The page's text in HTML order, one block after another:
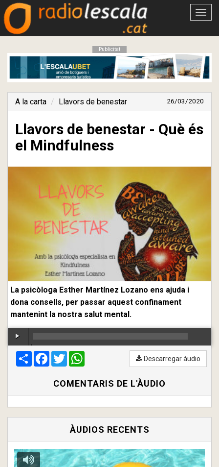
Obrir
Publicitat
A la carta Llavors de benestar 26/03/2020
Llavors de benestar - Què és
el Mindfulness
La psicòloga Esther Martínez Lozano ens ajuda i
dona consells, per passar aquest confinament
mantenint la nostra salut mental.
00:00/ 00:00
CompartirFacebook
Twitter Descarregar àudio
COMENTARIS DE L'ÀUDIO
ÀUDIOS RECENTS